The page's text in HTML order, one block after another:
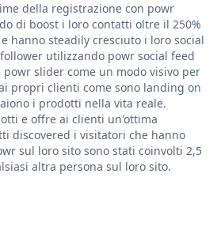
della registrazione con powr
di boost i loro contatti oltre il 250%
hanno steadily cresciuto i loro social
utilizzando powr social feed
slider come un modo visivo per
propri clienti come sono landing on
i prodotti nella vita reale.
e offre ai clienti un'ottima
discovered i visitatori che hanno
sul loro sito sono stati coinvolti 2,5
altra persona sul loro sito.